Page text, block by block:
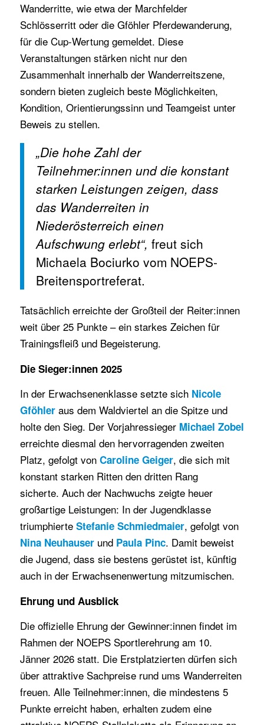
Wanderritte, wie etwa der Marchfelder
Schlösserritt oder die Gföhler Pferdewanderung,
für die Cup-Wertung gemeldet. Diese
Veranstaltungen stärken nicht nur den
Zusammenhalt innerhalb der Wanderreitszene,
sondern bieten zugleich beste Möglichkeiten,
Kondition, Orientierungssinn und Teamgeist unter
Beweis zu stellen.
„Die hohe Zahl der
Teilnehmer:innen und die konstant
starken Leistungen zeigen, dass
das Wanderreiten in
Niederösterreich einen
Aufschwung erlebt“, freut sich
Michaela Bociurko vom NOEPS-
Breitensportreferat.
Tatsächlich erreichte der Großteil der Reiter:innen
weit über 25 Punkte – ein starkes Zeichen für
Trainingsfleiß und Begeisterung.
Die Sieger:innen 2025
In der Erwachsenenklasse setzte sich Nicole
Gföhler aus dem Waldviertel an die Spitze und
holte den Sieg. Der Vorjahressieger Michael Zobel
erreichte diesmal den hervorragenden zweiten
Platz, gefolgt vonCaroline Geiger, die sich mit
konstant starken Ritten den dritten Rang
sicherte. Auch der Nachwuchs zeigte heuer
großartige Leistungen: In der Jugendklasse
triumphierte Stefanie Schmiedmaier, gefolgt von
Nina Neuhauserund Paula Pinc. Damit beweist
die Jugend, dass sie bestens gerüstet ist, künftig
auch in der Erwachsenenwertung mitzumischen.
Ehrung und Ausblick
Die offizielle Ehrung der Gewinner:innen findet im
Rahmen der NOEPS Sportlerehrung am 10.
Jänner 2026 statt. Die Erstplatzierten dürfen sich
über attraktive Sachpreise rund ums Wanderreiten
freuen. Alle Teilnehmer:innen, die mindestens 5
Punkte erreicht haben, erhalten zudem eine